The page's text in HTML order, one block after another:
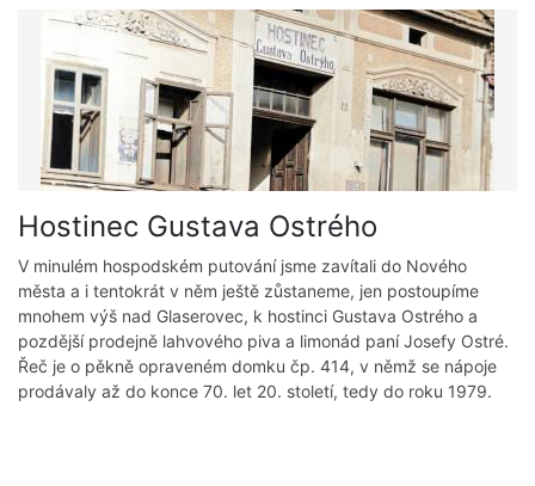
Hostinec Gustava Ostrého
V minulém hospodském putování jsme zavítali do Nového
města a i tentokrát v něm ještě zůstaneme, jen postoupíme
mnohem výš nad Glaserovec, k hostinci Gustava Ostrého a
pozdější prodejně lahvového piva a limonád paní Josefy Ostré.
Řeč je o pěkně opraveném domku čp. 414, v němž se nápoje
prodávaly až do konce 70. let 20. století, tedy do roku 1979.